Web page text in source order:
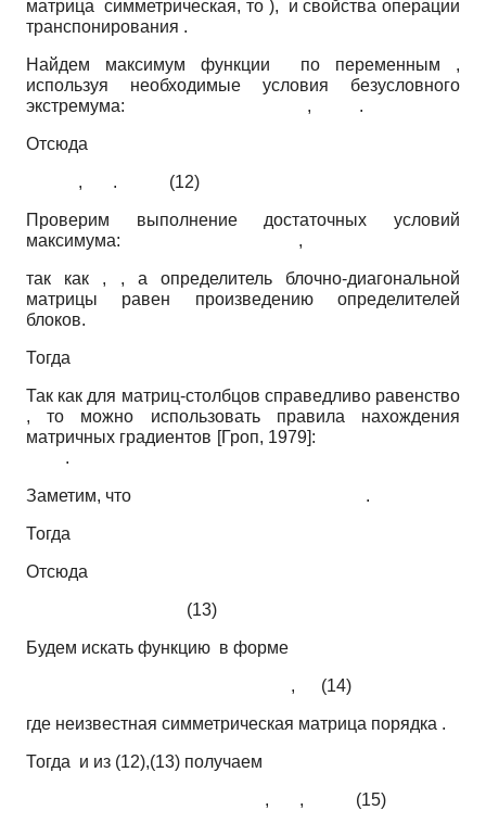
матрица симметрическая, то ), и свойства операции
транспонирования .
Найдем максимум функции по переменным ,
используя необходимые условия безусловного
экстремума: , .
Отсюда
, . (12)
Проверим выполнение достаточных условий
максимума: ,
так как , , а определитель блочно-диагональной
матрицы равен произведению определителей
блоков.
Тогда
Так как для матриц-столбцов справедливо равенство
, то можно использовать правила нахождения
матричных градиентов [Гроп, 1979]:
.
Заметим, что .
Тогда
Отсюда
(13)
Будем искать функцию в форме
, (14)
где неизвестная симметрическая матрица порядка .
Тогда и из (12),(13) получаем
, , (15)